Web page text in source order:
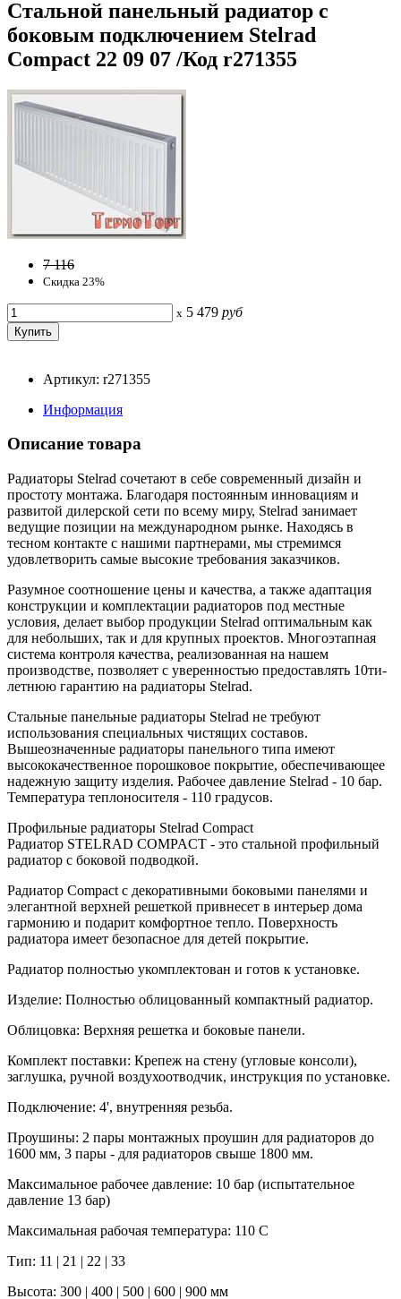
Стальной панельный радиатор с
боковым подключением Stelrad
Compact 22 09 07 /Код r271355
7 116
Скидка 23%
x 5 479 руб
Артикул: r271355
Информация
Описание товара
Радиаторы Stelrad сочетают в себе современный дизайн и
простоту монтажа. Благодаря постоянным инновациям и
развитой дилерской сети по всему миру, Stelrad занимает
ведущие позиции на международном рынке. Находясь в
тесном контакте с нашими партнерами, мы стремимся
удовлетворить самые высокие требования заказчиков.
Разумное соотношение цены и качества, а также адаптация
конструкции и комплектации радиаторов под местные
условия, делает выбор продукции Stelrad оптимальным как
для небольших, так и для крупных проектов. Многоэтапная
система контроля качества, реализованная на нашем
производстве, позволяет с уверенностью предоставлять 10ти-
летнюю гарантию на радиаторы Stelrad.
Стальные панельные радиаторы Stelrad не требуют
использования специальных чистящих составов.
Вышеозначенные радиаторы панельного типа имеют
высококачественное порошковое покрытие, обеспечивающее
надежную защиту изделия. Рабочее давление Stelrad - 10 бар.
Температура теплоносителя - 110 градусов.
Профильные радиаторы Stelrad Compact
Радиатор STELRAD COMPACT - это стальной профильный
радиатор с боковой подводкой.
Радиатор Compact с декоративными боковыми панелями и
элегантной верхней решеткой привнесет в интерьер дома
гармонию и подарит комфортное тепло. Поверхность
радиатора имеет безопасное для детей покрытие.
Радиатор полностью укомплектован и готов к установке.
Изделие: Полностью облицованный компактный радиатор.
Облицовка: Верхняя решетка и боковые панели.
Комплект поставки: Крепеж на стену (угловые консоли),
заглушка, ручной воздухоотводчик, инструкция по установке.
Подключение: 4', внутренняя резьба.
Проушины: 2 пары монтажных проушин для радиаторов до
1600 мм, 3 пары - для радиаторов свыше 1800 мм.
Максимальное рабочее давление: 10 бар (испытательное
давление 13 бар)
Максимальная рабочая температура: 110 C
Тип: 11 | 21 | 22 | 33
Высота: 300 | 400 | 500 | 600 | 900 мм